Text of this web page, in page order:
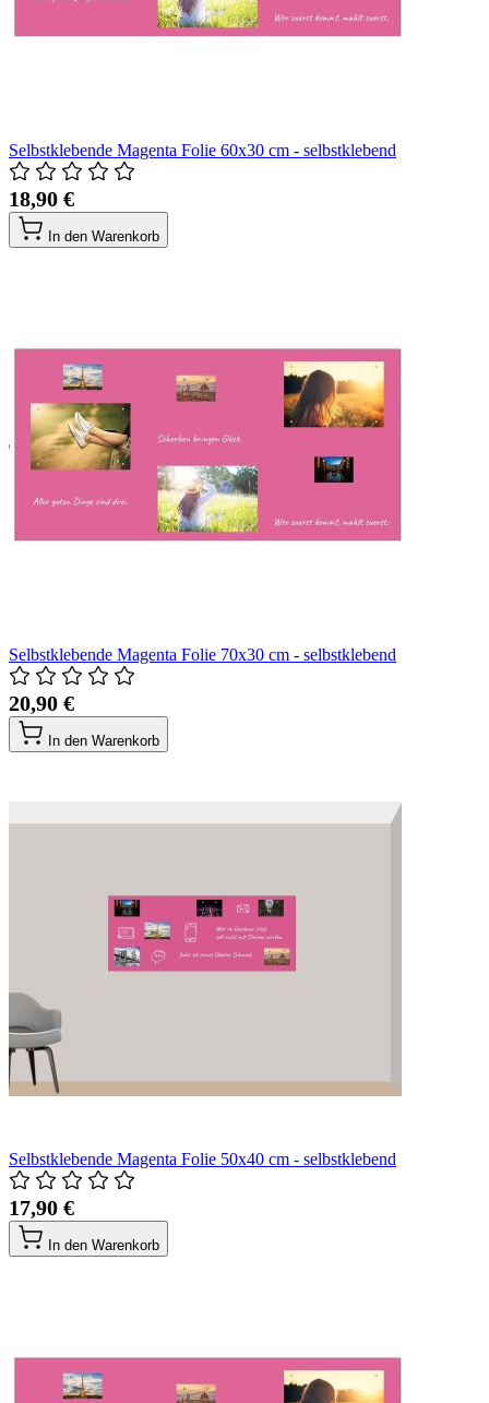
Selbstklebende Magenta Folie 60x30 cm - selbstklebend
18,90 €
In den Warenkorb
Selbstklebende Magenta Folie 70x30 cm - selbstklebend
20,90 €
In den Warenkorb
Selbstklebende Magenta Folie 50x40 cm - selbstklebend
17,90 €
In den Warenkorb